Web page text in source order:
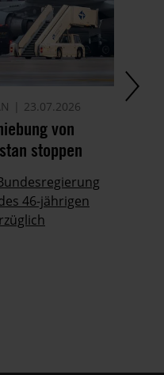
23.07.2026
von
stoppen
46-jährigen